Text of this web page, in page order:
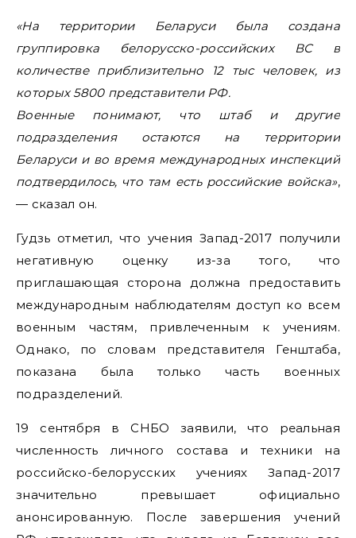
«На территории Беларуси была создана
группировка белорусско-российских ВС в
количестве приблизительно 12 тыс человек, из
которых 5800 представители РФ.
Военные понимают, что штаб и другие
подразделения остаются на территории
Беларуси и во время международных инспекций
подтвердилось, что там есть российские войска»,
— сказал он.
Гудзь отметил, что учения Запад-2017 получили
негативную оценку из-за того, что
приглашающая сторона должна предоставить
международным наблюдателям доступ ко всем
военным частям, привлеченным к учениям.
Однако, по словам представителя Генштаба,
показана была только часть военных
подразделений.
19 сентября в СНБО заявили, что реальная
численность личного состава и техники на
российско-белорусских учениях Запад-2017
значительно превышает официально
анонсированную. После завершения учений